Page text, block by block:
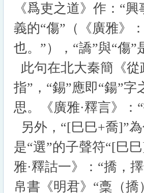
《爲吏之道》作：“
義的“傷”（《廣雅》
也。”），“譑”與“傷
此句在北大秦簡《
指”，“錫”應即“鍚”
思。《廣雅·釋言》：
另外，“[巳巳+喬]”
是“選”的子聲符“[巳
雅·釋詁一》：“撟，
帛書《明君》“稾（